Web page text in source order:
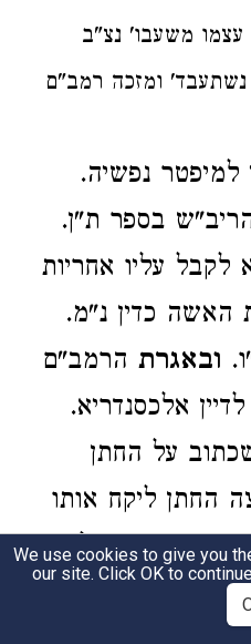
עצמו משעבו' נצ"ב
ומזכה רמב"ם
למיפטר נפשיה.
בספר ת"ן.
עליו אחריות
האשה כדין נ"מ.
ובאגרת הרמב"ם
אלכסנדריא.
על החתן
החתן ליקח אותו
שאמר קחו כל
שאהיה חייב
We use cookies to give you
our site. Click OK to